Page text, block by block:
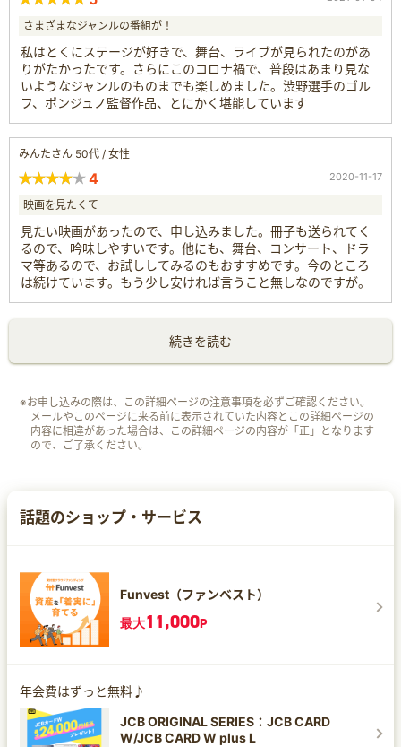
さまざまなジャンルの番組が！
私はとくにステージが好きで、舞台、ライブが見られたのがあ
りがたかったです。さらにこのコロナ禍で、普段はあまり見な
いようなジャンルのものまでも楽しめました。渋野選手のゴル
フ、ポンジュノ監督作品、とにかく堪能しています
みんたさん 50代 / 女性
4 2020-11-17
映画を見たくて
見たい映画があったので、申し込みました。冊子も送られてく
るので、吟味しやすいです。他にも、舞台、コンサート、ドラ
マ等あるので、お試ししてみるのもおすすめです。今のところ
は続けています。もう少し安ければ言うこと無しなのですが。
続きを読む
※お申し込みの際は、この詳細ページの注意事項を必ずご確認ください。
メールやこのページに来る前に表示されていた内容とこの詳細ページの
内容に相違があった場合は、この詳細ページの内容が「正」となります
ので、ご了承ください。
話題のショップ・サービス
Funvest（ファンベスト）
最大11,000P
年会費はずっと無料♪
JCB ORIGINAL SERIES：JCB CARD
W/JCB CARD W plus L